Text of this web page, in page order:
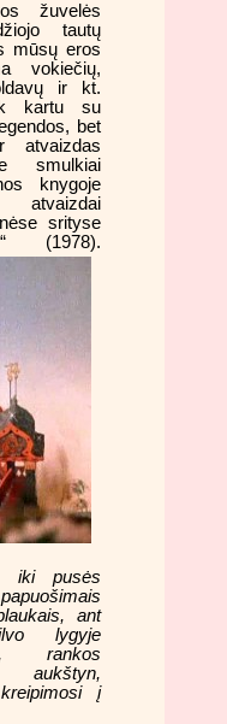
žuvelės
tautų
mūsų eros
vokiečių,
ir kt.
kartu su
bet
atvaizdas
smulkiai
knygoje
atvaizdai
srityse
(1978).
iki pusės
ant
lygyje
rankos
aukštyn,
į